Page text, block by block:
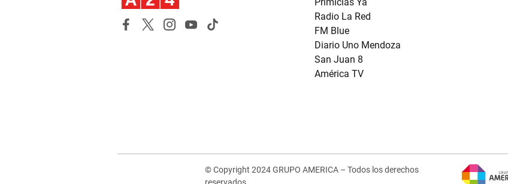
Radio La Red
FM Blue
Diario Uno Mendoza
San Juan 8
América TV
© Copyright 2024 GRUPO AMERICA – Todos los derechos
reservados